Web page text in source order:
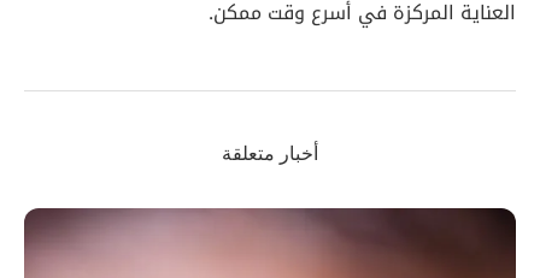
العناية المركزة في أسرع وقت ممكن.
أخبار متعلقة